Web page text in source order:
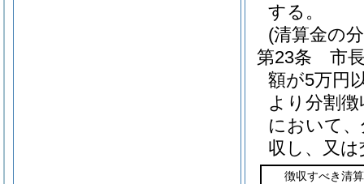
する。
(清算金の
第23条
市
額が5万円
より分割
において
収し、又
徴収すべき清